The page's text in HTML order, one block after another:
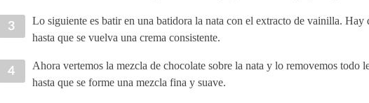
Lo siguiente es batir en una batidora la nata con el extracto de vainilla. Hay
hasta que se vuelva una crema consistente.
Ahora vertemos la mezcla de chocolate sobre la nata y lo removemos todo
hasta que se forme una mezcla fina y suave.